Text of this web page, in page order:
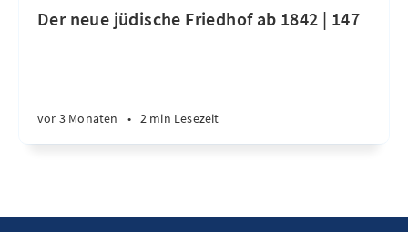
Der neue jüdische Friedhof ab 1842 | 147
vor 3 Monaten • 2 min Lesezeit